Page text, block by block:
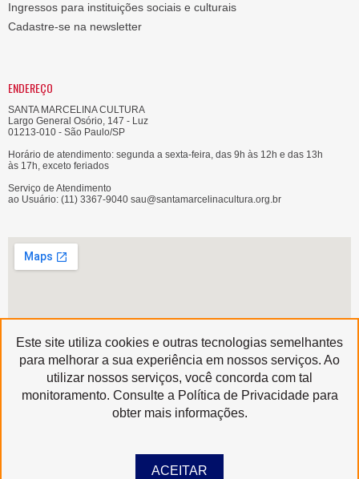
Ingressos para instituições sociais e culturais
Cadastre-se na newsletter
ENDEREÇO
SANTA MARCELINA CULTURA
Largo General Osório, 147 - Luz
01213-010 - São Paulo/SP
Horário de atendimento: segunda a sexta-feira, das 9h às 12h e das 13h
às 17h, exceto feriados
Serviço de Atendimento
ao Usuário: (11) 3367-9040 sau@santamarcelinacultura.org.br
Produzido por
Copyright © 2020 | Santa Marcelina Cultura • Todos os Direitos Reservados
Este site utiliza cookies e outras tecnologias semelhantes
para melhorar a sua experiência em nossos serviços. Ao
utilizar nossos serviços, você concorda com tal
monitoramento. Consulte a Política de Privacidade para
obter mais informações.
ACEITAR